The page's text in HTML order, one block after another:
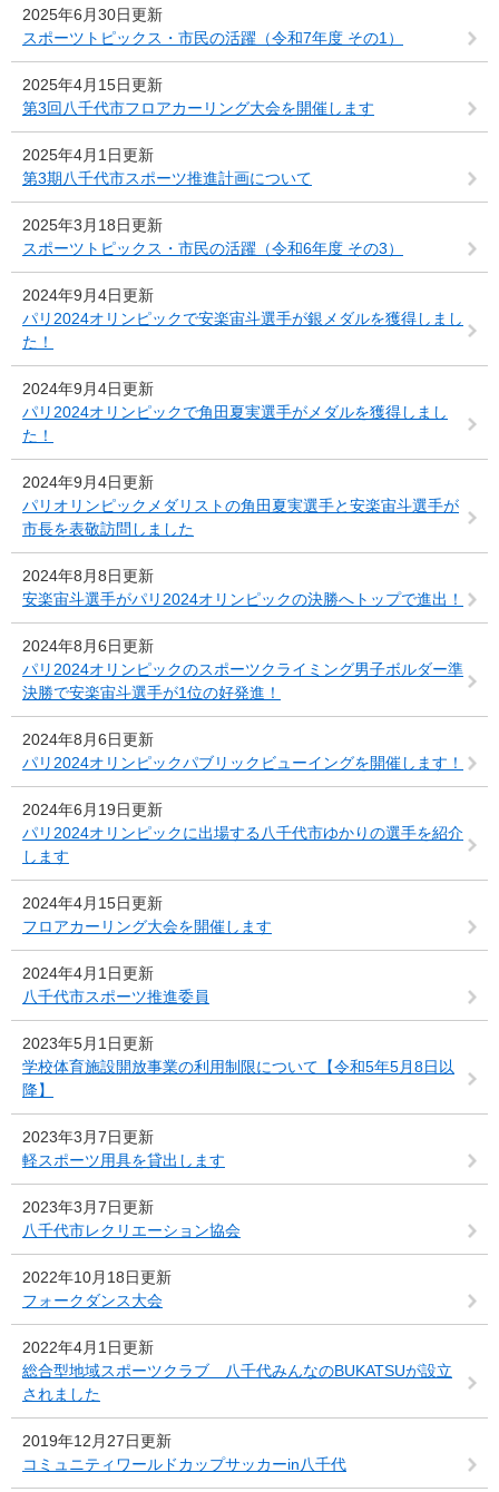
2025年6月30日更新
スポーツトピックス・市民の活躍（令和7年度 その1）
2025年4月15日更新
第3回八千代市フロアカーリング大会を開催します
2025年4月1日更新
第3期八千代市スポーツ推進計画について
2025年3月18日更新
スポーツトピックス・市民の活躍（令和6年度 その3）
2024年9月4日更新
パリ2024オリンピックで安楽宙斗選手が銀メダルを獲得しまし
た！
2024年9月4日更新
パリ2024オリンピックで角田夏実選手がメダルを獲得しまし
た！
2024年9月4日更新
パリオリンピックメダリストの角田夏実選手と安楽宙斗選手が
市長を表敬訪問しました
2024年8月8日更新
安楽宙斗選手がパリ2024オリンピックの決勝へトップで進出！
2024年8月6日更新
パリ2024オリンピックのスポーツクライミング男子ボルダー準
決勝で安楽宙斗選手が1位の好発進！
2024年8月6日更新
パリ2024オリンピックパブリックビューイングを開催します！
2024年6月19日更新
パリ2024オリンピックに出場する八千代市ゆかりの選手を紹介
します
2024年4月15日更新
フロアカーリング大会を開催します
2024年4月1日更新
八千代市スポーツ推進委員
2023年5月1日更新
学校体育施設開放事業の利用制限について【令和5年5月8日以
降】
2023年3月7日更新
軽スポーツ用具を貸出します
2023年3月7日更新
八千代市レクリエーション協会
2022年10月18日更新
フォークダンス大会
2022年4月1日更新
総合型地域スポーツクラブ 八千代みんなのBUKATSUが設立
されました
2019年12月27日更新
コミュニティワールドカップサッカーin八千代